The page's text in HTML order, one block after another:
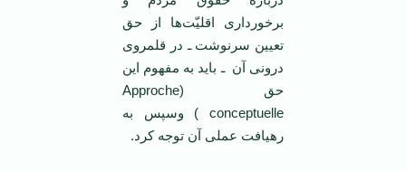
برخورداری اقلیّت‌ها از حق
تعیین سرنوشت ـ در قلمروی
درونی آن ـ باید به مفهوم این
حق (Approche
conceptuelle ) وسپس به
رهیافت عملی آن توجه کرد.